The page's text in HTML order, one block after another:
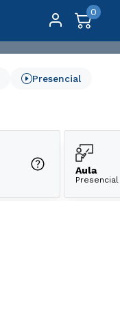
0
Presencial
Aula
Presencial